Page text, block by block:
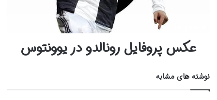
عکس پروفایل رونالدو در یوونتوس
نوشته های مشابه